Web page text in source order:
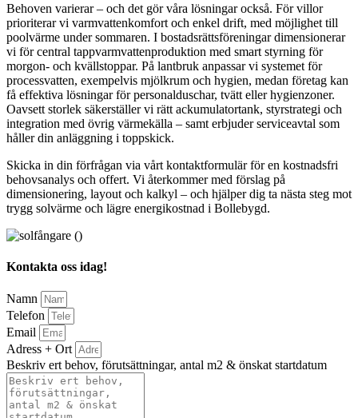
Behoven varierar – och det gör våra lösningar också. För villor
prioriterar vi varmvattenkomfort och enkel drift, med möjlighet till
poolvärme under sommaren. I bostadsrättsföreningar dimensionerar
vi för central tappvarmvattenproduktion med smart styrning för
morgon- och kvällstoppar. På lantbruk anpassar vi systemet för
processvatten, exempelvis mjölkrum och hygien, medan företag kan
få effektiva lösningar för personalduschar, tvätt eller hygienzoner.
Oavsett storlek säkerställer vi rätt ackumulatortank, styrstrategi och
integration med övrig värmekälla – samt erbjuder serviceavtal som
håller din anläggning i toppskick.
Skicka in din förfrågan via vårt kontaktformulär för en kostnadsfri
behovsanalys och offert. Vi återkommer med förslag på
dimensionering, layout och kalkyl – och hjälper dig ta nästa steg mot
trygg solvärme och lägre energikostnad i Bollebygd.
Kontakta oss idag!
Namn
Telefon
Email
Adress + Ort
Beskriv ert behov, förutsättningar, antal m2 & önskat startdatum